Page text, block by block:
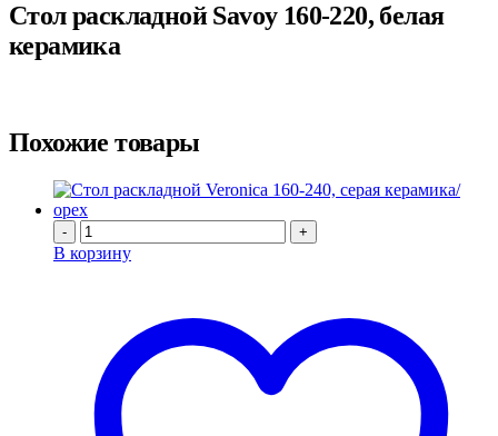
Стол раскладной Savoy 160-220, белая
керамика
Похожие товары
- +
В корзину